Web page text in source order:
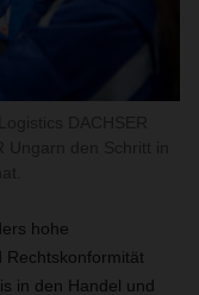
hohe
Rechtskonformität
in den Handel und